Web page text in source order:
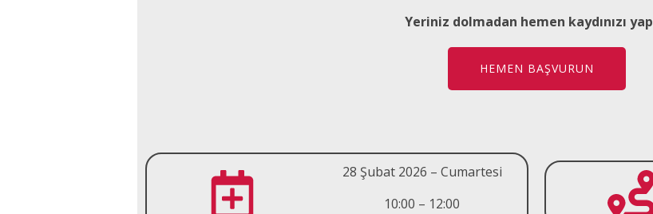
Yeriniz dolmadan hemen kaydınızı
HEMEN BAŞVURUN
28 Şubat 2026 – Cumartesi
10:00 – 12:00